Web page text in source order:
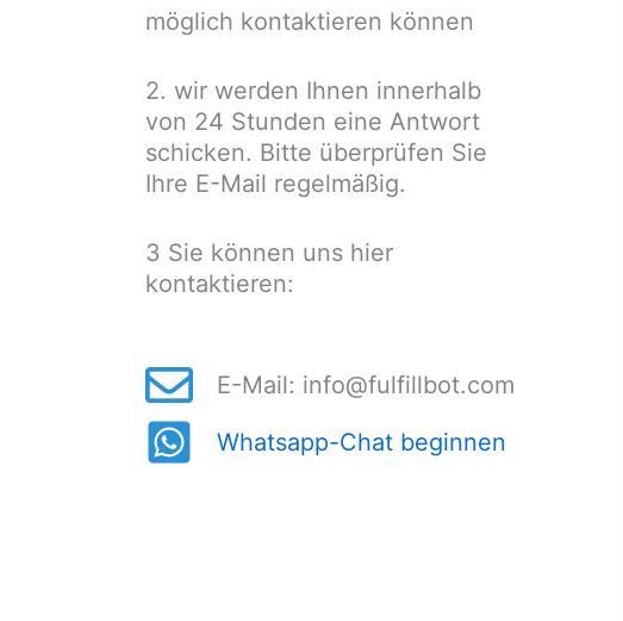
möglich kontaktieren können
2. wir werden Ihnen innerhalb
von 24 Stunden eine Antwort
schicken. Bitte überprüfen Sie
Ihre E-Mail regelmäßig.
3 Sie können uns hier
kontaktieren:
E-Mail: info@fulfillbot.com
Whatsapp-Chat beginnen